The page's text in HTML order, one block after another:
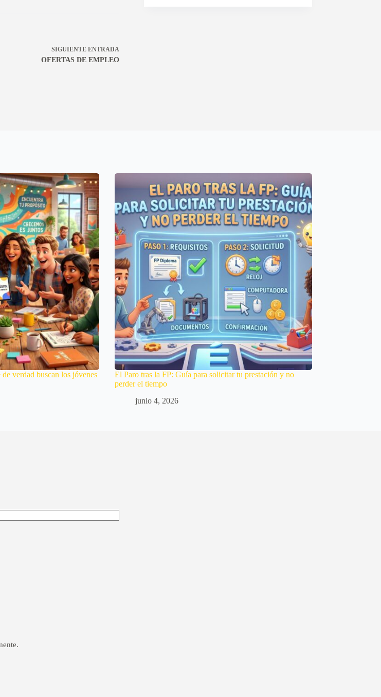
SIGUIENTE ENTRADA
OFERTAS DE EMPLEO
verdad buscan los jóvenes
El Paro tras la FP: Guía para solicitar tu prestación y no
perder el tiempo
junio 4, 2026